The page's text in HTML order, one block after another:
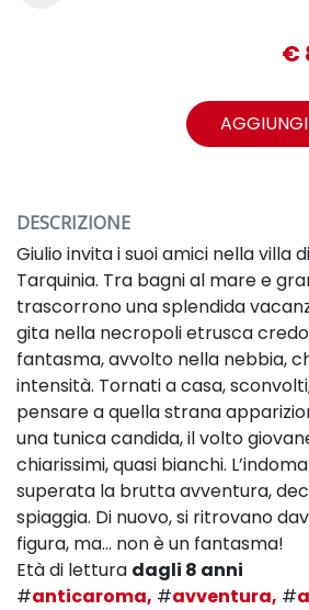
€
DESCRIZIONE
Giulio invita i suoi amici nella villa
Tarquinia. Tra bagni al mare e
trascorrono una splendida
gita nella necropoli etrusca
fantasma, avvolto nella nebbia,
intensità. Tornati a casa,
pensare a quella strana
una tunica candida, il volto
chiarissimi, quasi bianchi.
superata la brutta avventura,
spiaggia. Di nuovo, si ritrovano
figura, ma… non è un fantasma!
Età di lettura dagli 8 anni
#anticaroma, #avventura, #